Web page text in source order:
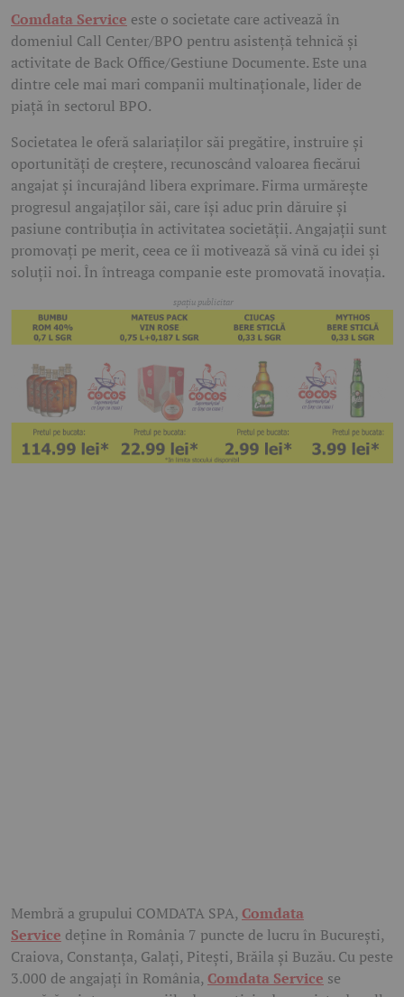
Comdata Service este o societate care activează în
domeniul Call Center/BPO pentru asistență tehnică și
activitate de Back Office/Gestiune Documente. Este una
dintre cele mai mari companii multinaţionale, lider de
piaţă în sectorul BPO.
Societatea le oferă salariaţilor săi pregătire, instruire şi
oportunități de creştere, recunoscând valoarea fiecărui
angajat şi încurajând libera exprimare. Firma urmăreşte
progresul angajaţilor săi, care îşi aduc prin dăruire şi
pasiune contribuţia în activitatea societăţii. Angajaţii sunt
promovaţi pe merit, ceea ce îi motivează să vină cu idei şi
soluţii noi. În întreaga companie este promovată inovaţia.
Membră a grupului COMDATA SPA, Comdata
Service deţine în România 7 puncte de lucru în Bucureşti,
Craiova, Constanţa, Galaţi, Piteşti, Brăila şi Buzău. Cu peste
3.000 de angajaţi în România, Comdata Service se